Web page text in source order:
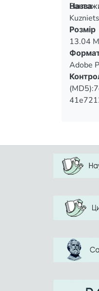
Назва
Розмір
13.04
Adobe